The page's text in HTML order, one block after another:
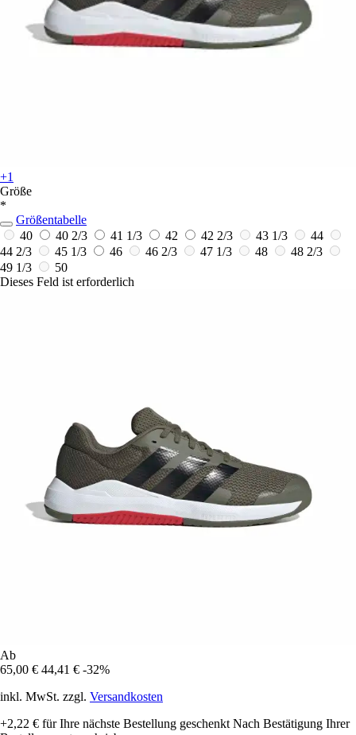
+1
Größe
*
Größentabelle
40
40 2/3 41 1/3 42 42 2/3 43 1/3
44
44 2/3
45 1/3 46 46 2/3 47 1/3 48
48 2/3
49 1/3
50
Dieses Feld ist erforderlich
Ab
65,00 € 44,41 € -32%
inkl. MwSt. zzgl. Versandkosten
+2,22 € für Ihre nächste Bestellung geschenkt Nach Bestätigung Ihrer